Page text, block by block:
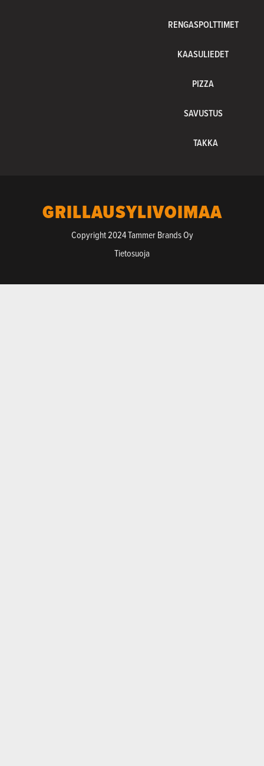
RENGASPOLTTIMET
KAASULIEDET
PIZZA
SAVUSTUS
TAKKA
GRILLAUSYLIVOIMAA
Copyright 2024 Tammer Brands Oy
Tietosuoja